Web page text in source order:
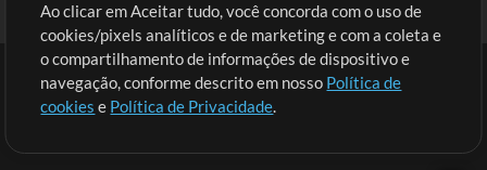
Termos | Política de Privacidade
Ao clicar em Aceitar tudo, você concorda com o uso de
cookies/pixels analíticos e de marketing e com a coleta e
o compartilhamento de informações de dispositivo e
navegação, conforme descrito em nosso Política de
cookies e Política de Privacidade.